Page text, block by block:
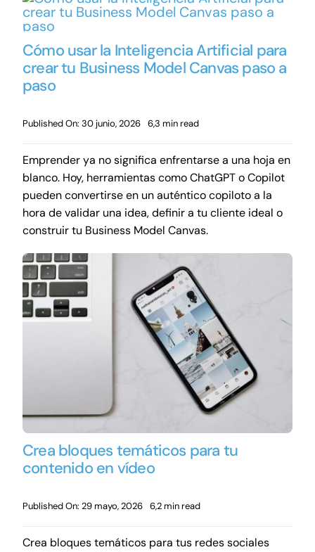
Cómo usar la Inteligencia Artificial para
crear tu Business Model Canvas paso a
paso
Published On: 30 junio, 2026 6,3 min read
Emprender ya no significa enfrentarse a una hoja en
blanco. Hoy, herramientas como ChatGPT o Copilot
pueden convertirse en un auténtico copiloto a la
hora de validar una idea, definir a tu cliente ideal o
construir tu Business Model Canvas.
Crea bloques temáticos para tu
contenido en vídeo
Published On: 29 mayo, 2026 6,2 min read
Crea bloques temáticos para tus redes sociales